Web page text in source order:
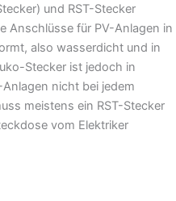
und RST-Stecker
Anschlüsse für PV-Anlagen in
also wasserdicht und in
Stecker ist jedoch in
nicht bei jedem
meistens ein RST-Stecker
vom Elektriker